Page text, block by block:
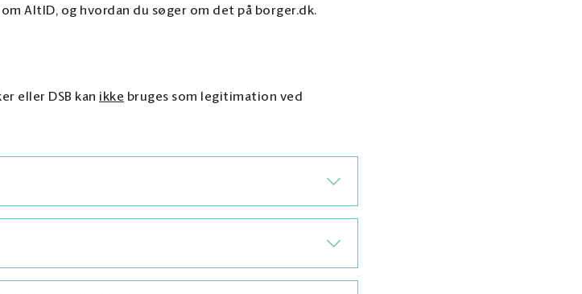
AltID, og hvordan du søger om det på borger.dk.
eller DSB kan ikke bruges som legitimation ved
barnet ikke fremvise legitimation, så længe det rejser